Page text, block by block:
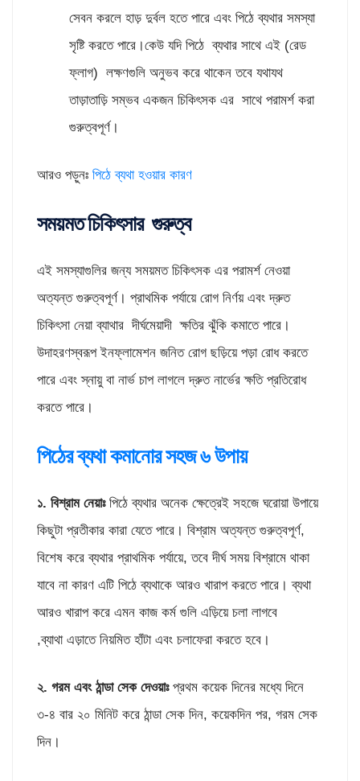
সেবন করলে হাড় দুর্বল হতে পারে এবং পিঠে ব্যথার সমস্যা
সৃষ্টি করতে পারে।কেউ যদি পিঠে ব্যথার সাথে এই (রেড
ফ্লাগ) লক্ষণগুলি অনুভব করে থাকেন তবে যথাযথ
তাড়াতাড়ি সম্ভব একজন চিকিৎসক এর সাথে পরামর্শ করা
গুরুত্বপূর্ণ।
আরও পড়ুনঃ পিঠে ব্যথা হওয়ার কারণ
সময়মত চিকিৎসার গুরুত্ব
এই সমস্যাগুলির জন্য সময়মত চিকিৎসক এর পরামর্শ নেওয়া
অত্যন্ত গুরুত্বপূর্ণ। প্রাথমিক পর্যায়ে রোগ নির্ণয় এবং দ্রুত
চিকিৎসা নেয়া ব্যাথার দীর্ঘমেয়াদী ক্ষতির ঝুঁকি কমাতে পারে।
উদাহরণস্বরূপ ইনফ্লামেশন জনিত রোগ ছড়িয়ে পড়া রোধ করতে
পারে এবং স্নায়ু বা নার্ভ চাপ লাগলে দ্রুত নার্ভের ক্ষতি প্রতিরোধ
করতে পারে।
পিঠের ব্যথা কমানোর সহজ ৬ উপায়
১. বিশ্রাম নেয়াঃপিঠে ব্যথার অনেক ক্ষেত্রেই সহজে ঘরোয়া উপায়ে
কিছুটা প্রতীকার কারা যেতে পারে। বিশ্রাম অত্যন্ত গুরুত্বপূর্ণ,
বিশেষ করে ব্যথার প্রাথমিক পর্যায়ে, তবে দীর্ঘ সময় বিশ্রামে থাকা
যাবে না কারণ এটি পিঠে ব্যথাকে আরও খারাপ করতে পারে। ব্যথা
আরও খারাপ করে এমন কাজ কর্ম গুলি এড়িয়ে চলা লাগবে
,ব্যাথা এড়াতে নিয়মিত হাঁটা এবং চলাফেরা করতে হবে।
২. গরম এবং ঠান্ডা সেক দেওয়াঃপ্রথম কয়েক দিনের মধ্যে দিনে
৩-৪ বার ২০ মিনিট করে ঠান্ডা সেক দিন, কয়েকদিন পর, গরম সেক
দিন।